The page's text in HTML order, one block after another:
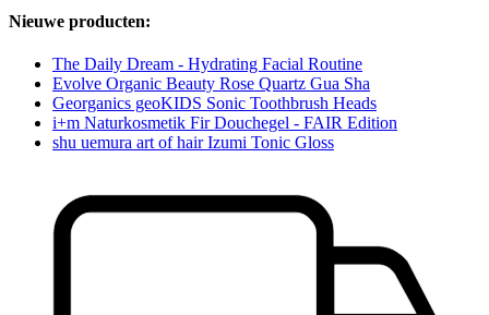
Nieuwe producten:
The Daily Dream - Hydrating Facial Routine
Evolve Organic Beauty Rose Quartz Gua Sha
Georganics geoKIDS Sonic Toothbrush Heads
i+m Naturkosmetik Fir Douchegel - FAIR Edition
shu uemura art of hair Izumi Tonic Gloss